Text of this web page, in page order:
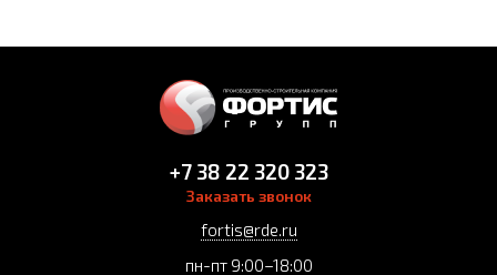
+7 38 22 320 323
Заказать звонок
fortis@rde.ru
пн-пт 9:00–18:00